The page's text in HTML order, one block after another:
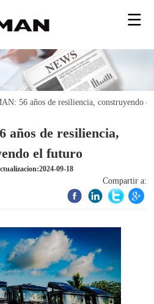
56 años de resiliencia, construyendo
años de resiliencia,
el futuro
09-18
Compartir a: